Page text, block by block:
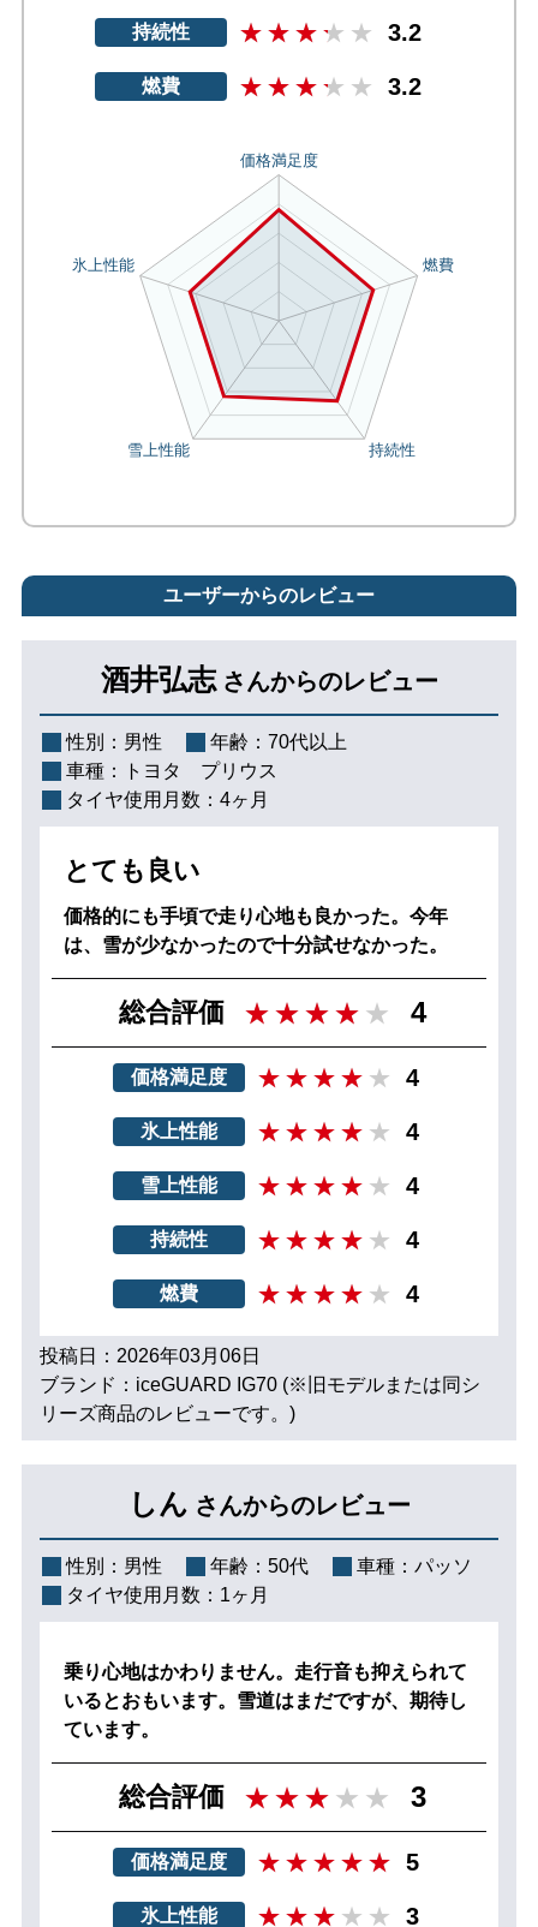
持続性 3.2
燃費 3.2
ユーザーからのレビュー
酒井弘志 さんからのレビュー
性別： 男性 年齢： 70代以上
車種：
トヨタ プリウス
タイヤ使用月数： 4ヶ月
とても良い
価格的にも手頃で走り心地も良かった。今年
は、雪が少なかったので十分試せなかった。
総合評価 4
価格満足度 4
氷上性能 4
雪上性能 4
持続性 4
燃費 4
投稿日：2026年03月06日
ブランド：iceGUARD IG70 (※旧モデルまたは同シ
リーズ商品のレビューです。)
しん さんからのレビュー
性別： 男性 年齢： 50代 車種： パッソ
タイヤ使用月数： 1ヶ月
乗り心地はかわりません。走行音も抑えられて
いるとおもいます。雪道はまだですが、期待し
ています。
総合評価 3
価格満足度 5
氷上性能 3